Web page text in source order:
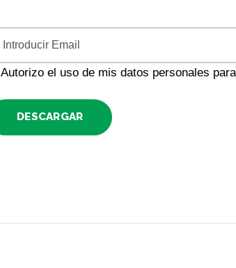
Autorizo el uso de mis datos personales
DESCARGAR